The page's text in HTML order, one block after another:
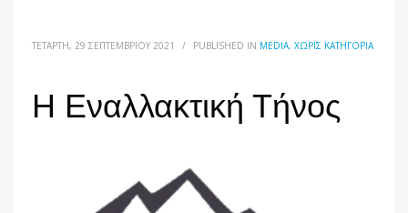
ΤΕΤΆΡΤΗ, 29 ΣΕΠΤΕΜΒΡΊΟΥ 2021 / PUBLISHED IN MEDIA, ΧΩΡΊΣ ΚΑΤΗΓΟΡΊΑ
H Εναλλακτική Τήνος